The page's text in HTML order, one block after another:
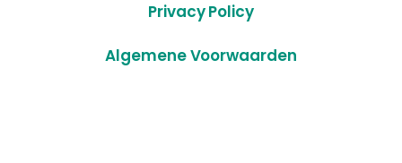
Privacy Policy
Algemene Voorwaarden